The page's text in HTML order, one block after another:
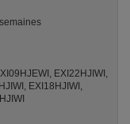
EXI22HJIWI,
EXI18HJIWI,